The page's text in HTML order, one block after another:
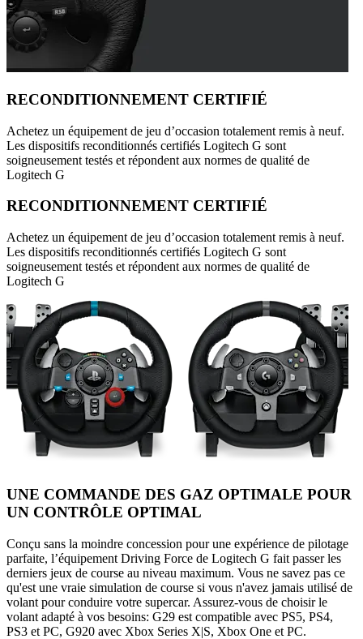
RECONDITIONNEMENT CERTIFIÉ
Achetez un équipement de jeu d’occasion totalement remis à neuf.
Les dispositifs reconditionnés certifiés Logitech G sont
soigneusement testés et répondent aux normes de qualité de
Logitech G
RECONDITIONNEMENT CERTIFIÉ
Achetez un équipement de jeu d’occasion totalement remis à neuf.
Les dispositifs reconditionnés certifiés Logitech G sont
soigneusement testés et répondent aux normes de qualité de
Logitech G
UNE COMMANDE DES GAZ OPTIMALE POUR
UN CONTRÔLE OPTIMAL
Conçu sans la moindre concession pour une expérience de pilotage
parfaite, l’équipement Driving Force de Logitech G fait passer les
derniers jeux de course au niveau maximum. Vous ne savez pas ce
qu'est une vraie simulation de course si vous n'avez jamais utilisé de
volant pour conduire votre supercar. Assurez-vous de choisir le
volant adapté à vos besoins: G29 est compatible avec PS5, PS4,
PS3 et PC, G920 avec Xbox Series X|S, Xbox One et PC.